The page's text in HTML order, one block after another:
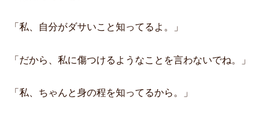
「私、自分がダサいこと知ってるよ。」
「だから、私に傷つけるようなことを言わないでね。」
「私、ちゃんと身の程を知ってるから。」